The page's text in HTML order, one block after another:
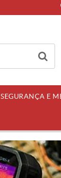
SEGURANÇA E